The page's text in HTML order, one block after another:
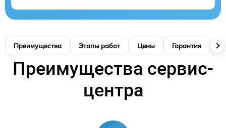
Преимущества Этапы работ Цены Гарантия
Преимущества сервис-
центра